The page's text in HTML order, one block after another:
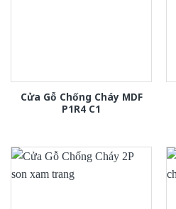
Cửa Gỗ Chống Cháy MDF
P1R4 C1